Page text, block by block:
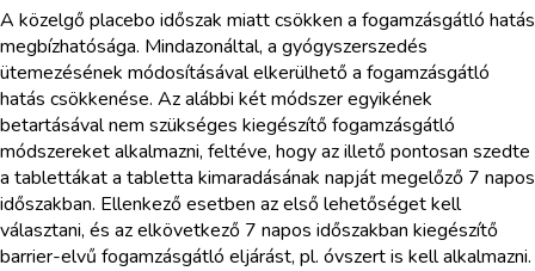
A közelgő placebo időszak miatt csökken a fogamzásgátló hatás
megbízhatósága. Mindazonáltal, a gyógyszerszedés
ütemezésének módosításával elkerülhető a fogamzásgátló
hatás csökkenése. Az alábbi két módszer egyikének
betartásával nem szükséges kiegészítő fogamzásgátló
módszereket alkalmazni, feltéve, hogy az illető pontosan szedte
a tablettákat a tabletta kimaradásának napját megelőző 7 napos
időszakban. Ellenkező esetben az első lehetőséget kell
választani, és az elkövetkező 7 napos időszakban kiegészítő
barrier-elvű fogamzásgátló eljárást, pl. óvszert is kell alkalmazni.